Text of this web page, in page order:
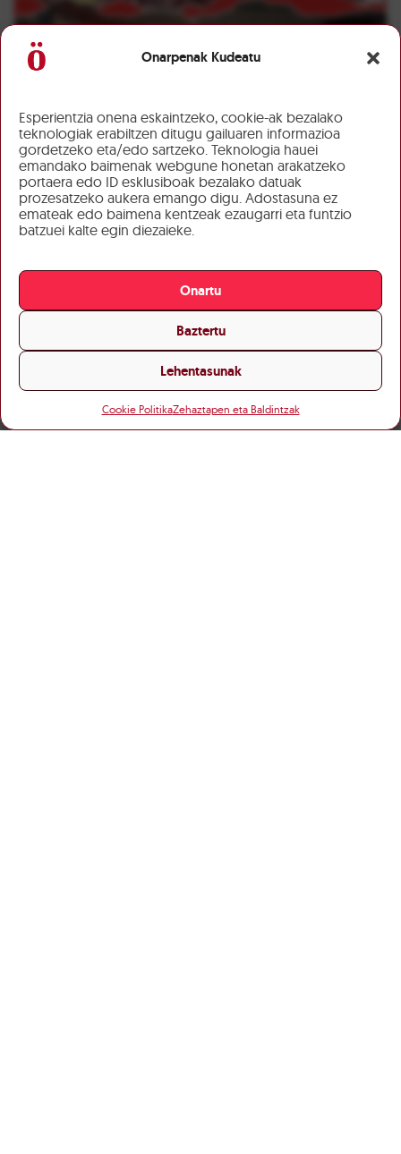
Onarpenak Kudeatu
Esperientzia onena eskaintzeko, cookie-ak bezalako
teknologiak erabiltzen ditugu gailuaren informazioa
gordetzeko eta/edo sartzeko. Teknologia hauei
emandako baimenak webgune honetan arakatzeko
portaera edo ID esklusiboak bezalako datuak
prozesatzeko aukera emango digu. Adostasuna ez
emateak edo baimena kentzeak ezaugarri eta funtzio
batzuei kalte egin diezaieke.
Onartu
Baztertu
Lehentasunak
Cookie PolitikaZehaztapen eta Baldintzak